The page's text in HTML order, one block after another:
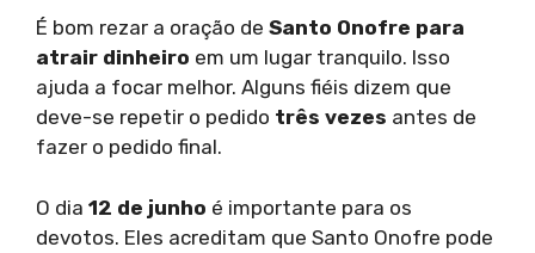
É bom rezar a oração de Santo Onofre para
atrair dinheiro em um lugar tranquilo. Isso
ajuda a focar melhor. Alguns fiéis dizem que
deve-se repetir o pedido três vezes antes de
fazer o pedido final.
O dia 12 de junho é importante para os
devotos. Eles acreditam que Santo Onofre pode